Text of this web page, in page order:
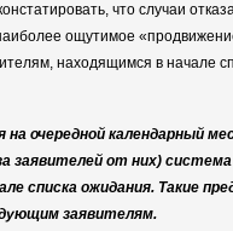
что случаи
ощутимое
находящимся в начале
очередной календарный
заявителей от них)
списка ожидания. Такие
заявителям.